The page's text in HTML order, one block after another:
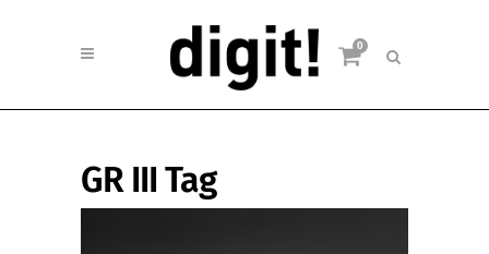
0
GR III Tag